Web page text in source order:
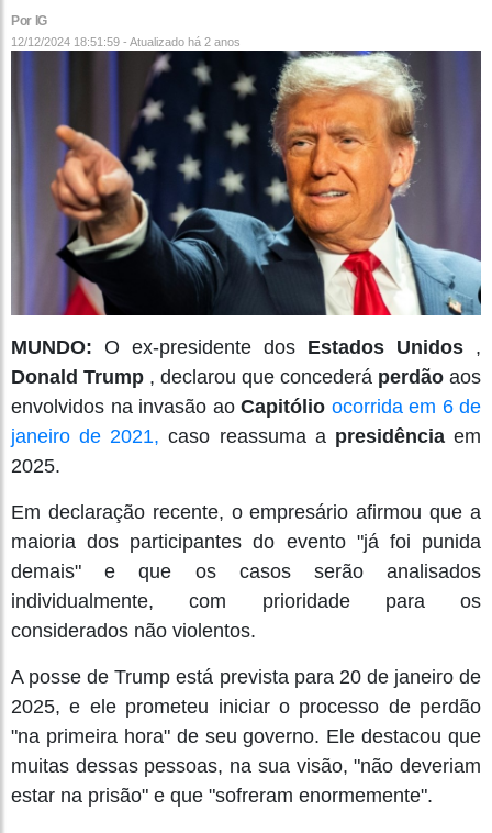
Por IG
12/12/2024 18:51:59 - Atualizado há 2 anos
MUNDO: O ex-presidente dos Estados Unidos ,
Donald Trump , declarou que concederá perdão aos
envolvidos na invasão ao Capitólio ocorrida em 6 de
janeiro de 2021, caso reassuma a presidênciaem
2025.
Em declaração recente, o empresário afirmou que a
maioria dos participantes do evento "já foi punida
demais" e que os casos serão analisados
individualmente, com prioridade para os
considerados não violentos.
A posse de Trump está prevista para 20 de janeiro de
2025, e ele prometeu iniciar o processo de perdão
"na primeira hora" de seu governo. Ele destacou que
muitas dessas pessoas, na sua visão, "não deveriam
estar na prisão" e que "sofreram enormemente".